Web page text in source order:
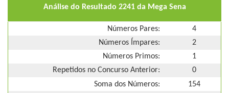
Análise do Resultado 2241 da Mega Sena
Números Pares:
4
Números Ímpares:
2
Números Primos:
1
Repetidos no Concurso Anterior:
0
Soma dos Números:
154